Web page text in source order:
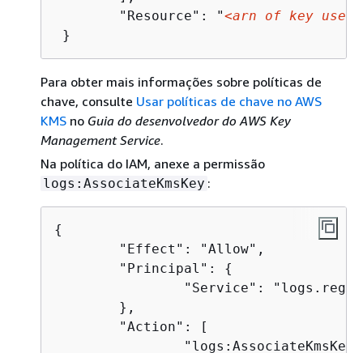
"Resource": "<arn of key used
Para obter mais informações sobre políticas de
chave, consulte Usar políticas de chave no AWS
KMS no Guia do desenvolvedor do AWS Key
Management Service.
Na política do IAM, anexe a permissão
logs:AssociateKmsKey :
{
"Principal": {